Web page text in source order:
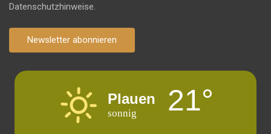
Datenschutzhinweise.
Newsletter abonnieren
Plauen
sonnig 21°